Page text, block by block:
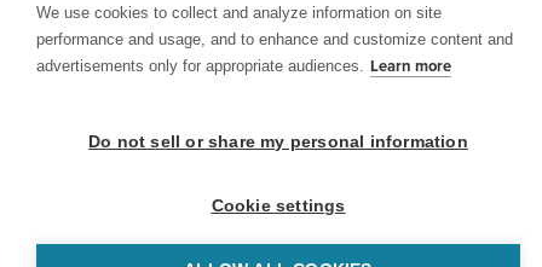
We use cookies to collect and analyze information on site
performance and usage, and to enhance and customize content and
advertisements only for appropriate audiences. Learn more
Do not sell or share my personal information
Cookie settings